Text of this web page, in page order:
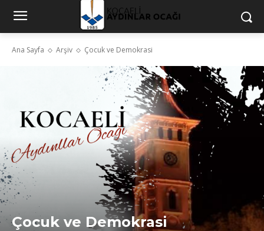
Ana Sayfa Arşiv Çocuk ve Demokrasi
Çocuk ve Demokrasi